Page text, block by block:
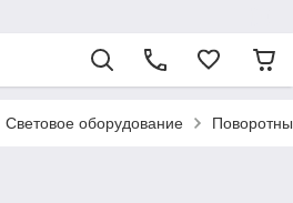
Световое оборудование